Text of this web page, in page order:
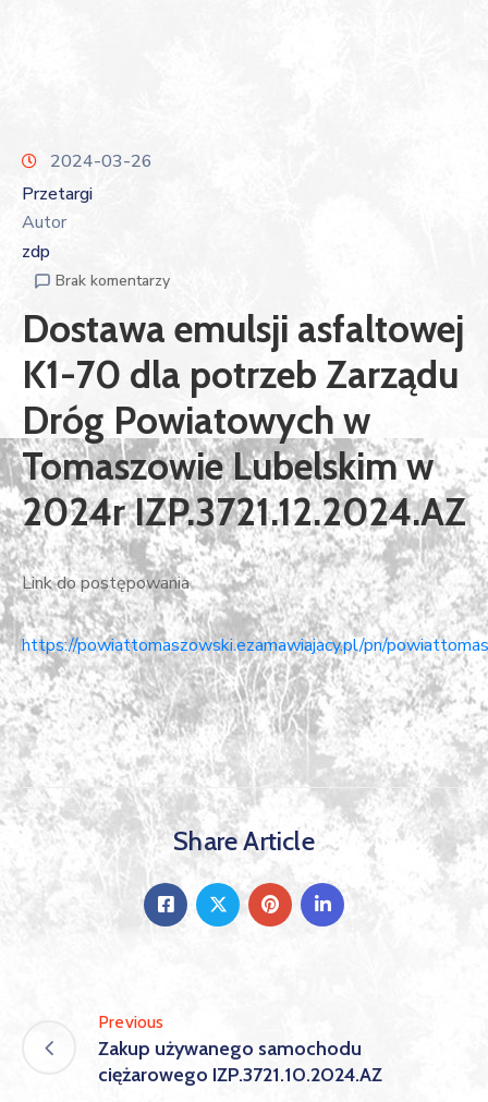
2024-03-26
Przetargi
Autor
zdp
Brak komentarzy
Dostawa emulsji asfaltowej
K1-70 dla potrzeb Zarządu
Dróg Powiatowych w
Tomaszowie Lubelskim w
2024r IZP.3721.12.2024.AZ
Link do postępowania
https://powiattomaszowski.ezamawiajacy.pl/pn/
Share Article
Previous
Zakup używanego samochodu
ciężarowego IZP.3721.10.2024.AZ